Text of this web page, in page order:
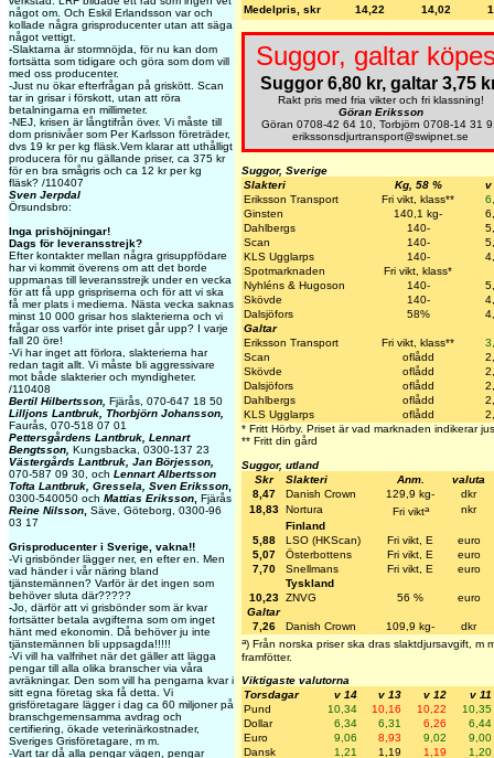
något om. Och Eskil Erlandsson var och
kollade några grisproducenter utan att säga
något vettigt.
-Slaktarna är stormnöjda, för nu kan dom
fortsätta som tidigare och göra som dom vill
med oss producenter.
-Just nu ökar efterfrågan på griskött. Scan
tar in grisar i förskott, utan att röra
betalningarna en millimeter.
-NEJ, krisen är långtifrån över. Vi måste till
dom prisnivåer som Per Karlsson företräder,
dvs 19 kr per kg fläsk.Vem klarar att uthålligt
producera för nu gällande priser, ca 375 kr
för en bra smågris och ca 12 kr per kg
fläsk? /110407
Sven Jerpdal
Örsundsbro:
Inga prishöjningar!
Dags för leveransstrejk?
Efter kontakter mellan några grisuppfödare
har vi kommit överens om att det borde
uppmanas till leveransstrejk under en vecka
för att få upp grispriserna och för att vi ska
få mer plats i medierna. Nästa vecka saknas
minst 10 000 grisar hos slakterierna och vi
frågar oss varför inte priset går upp? I varje
fall 20 öre!
-Vi har inget att förlora, slakterierna har
redan tagit allt. Vi måste bli aggressivare
mot både slakterier och myndigheter.
/110408
Bertil Hilbertsson, Fjärås, 070-647 18 50
Lilljons Lantbruk, Thorbjörn Johansson,
Faurås, 070-518 07 01
Pettersgårdens Lantbruk, Lennart
Bengtsson, Kungsbacka, 0300-137 23
Västergårds Lantbruk, Jan Börjesson,
070-587 09 30, och Lennart Albertsson
Tofta Lantbruk, Gressela, Sven Eriksson
0300-540050 och Mattias Eriksson Fjärås
Reine Nilsson Säve, Göteborg, 0300-96
03 17
Grisproducenter i Sverige, vakna!!
-Vi grisbönder lägger ner, en efter en. Men
vad händer i vår näring bland
tjänstemännen? Varför är det ingen som
behöver sluta där?????
-Jo, därför att vi grisbönder som är kvar
fortsätter betala avgifterna som om inget
hänt med ekonomin. Då behöver ju inte
tjänstemännen bli uppsagda!!!!!
-Vi vill ha valfrihet när det gäller att lägga
pengar till alla olika branscher via våra
avräkningar. Den som vill ha pengarna kvar i
sitt egna företag ska få detta. Vi
grisföretagare lägger i dag ca 60 miljoner på
branschgemensamma avdrag och
certifiering, ökade veterinärkostnader,
Sveriges Grisföretagare, m m.
-Vart tar då alla pengar vägen, pengar
Medelpris, skr 14,22 14,02
Suggor, galtar
Suggor 6,80 kr, galtar 3,75
Rakt pris med fria vikter och fri klassning!
Göran Eriksson
Göran 0708-42 64 10, Torbjörn 0708-14 31
erikssonsdjurtransport@swipnet.se
Suggor, Sverige
Slakteri
Kg, 58 %
v
Eriksson Transport
Fri vikt, klass**
Ginsten
140,1 kg-
Dahlbergs
140-
Scan
140-
KLS Ugglarps
140-
Spotmarknaden
Fri vikt, klass*
Nyhléns & Hugoson
140-
Skövde
140-
Dalsjöfors
58%
Galtar
Eriksson Transport
Fri vikt, klass**
Scan
oflådd
Skövde
oflådd
Dalsjöfors
oflådd
Dahlbergs
oflådd
KLS Ugglarps
oflådd
* Fritt Hörby. Priset är vad marknaden indikerar
** Fritt din gård
Suggor, utland
Skr
Slakteri Anm.
valuta
8,47
Danish Crown 129,9 kg-
dkr
18,83 Nortura Fri vikta
nkr
Finland
5,88
LSO (HKScan) Fri vikt, E
euro
5,07
Österbottens Fri vikt, E
euro
7,70
Snellmans Fri vikt, E
euro
Tyskland
10,23 ZNVG 56 %
euro
Galtar
7,26
Danish Crown 109,9 kg- dkr
a) Från norska priser ska dras slaktdjursavgift, m
framfötter.
Viktigaste valutorna
Torsdagar
v 14 v 13 v 12
v 11
Pund
10,34 10,16 10,22
10,35
Dollar
6,34 6,31 6,26
6,44
Euro
9,06 8,93 9,02
9,00
Dansk
1,21 1,19 1,19
1,20